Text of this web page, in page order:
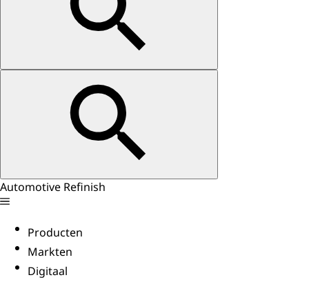
Automotive Refinish
Producten
Markten
Digitaal